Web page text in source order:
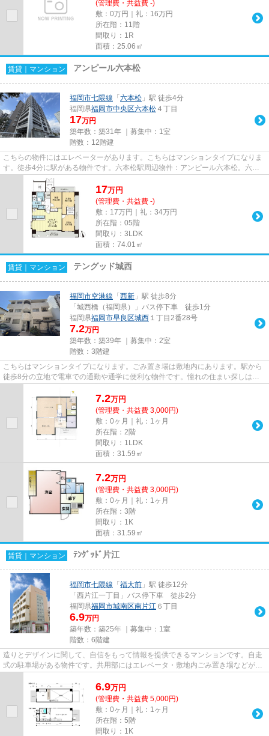
(管理費・共益費 -)
敷：0万円｜礼：16万円
所在階：11階
間取り：1R
面積：25.06㎡
賃貸｜マンション アンピール六本松
福岡市七隈線 「 六本松 」駅 徒歩4分
福岡県福岡市中央区六本松 ４丁目
17万円
築年数：築31年 ｜募集中： 1室
階数：12階建
こちらの物件にはエレベーターがあります。こちらはマンションタイプになりま
す。徒歩4分に駅がある物件です。六本松駅周辺物件：アンピール六本松。六本
松周辺での住まい探しをライズ...
17万円
(管理費・共益費 -)
敷：17万円｜礼：34万円
所在階：05階
間取り：3LDK
面積：74.01㎡
賃貸｜マンション テングッド城西
福岡市空港線 「 西新 」駅 徒歩8分
「城西橋（福岡県）」バス停下車 徒歩1分
福岡県福岡市早良区城西 １丁目2番28号
7.2万円
築年数：築39年 ｜募集中： 2室
階数：3階建
こちらはマンションタイプになります。ごみ置き場は敷地内にあります。駅から
徒歩8分の立地で電車での通勤や通学に便利な物件です。憧れの住まい探しは、
7.2万円
(管理費・共益費 3,000円)
敷：0ヶ月｜礼：1ヶ月
所在階：2階
間取り：1LDK
面積：31.59㎡
7.2万円
(管理費・共益費 3,000円)
敷：0ヶ月｜礼：1ヶ月
所在階：3階
間取り：1K
面積：31.59㎡
賃貸｜マンション ﾃﾝｸﾞｯﾄﾞ片江
福岡市七隈線 「 福大前 」駅 徒歩12分
「西片江一丁目」バス停下車 徒歩2分
福岡県福岡市城南区南片江 ６丁目
6.9万円
築年数：築25年 ｜募集中： 1室
階数：6階建
造りとデザインに関して、自信をもって情報を提供できるマンションです。自走
式の駐車場がある物件です。共用部にはエレベータ・敷地内ごみ置き場などが備
6.9万円
(管理費・共益費 5,000円)
敷：0ヶ月｜礼：1ヶ月
所在階：5階
間取り：1K